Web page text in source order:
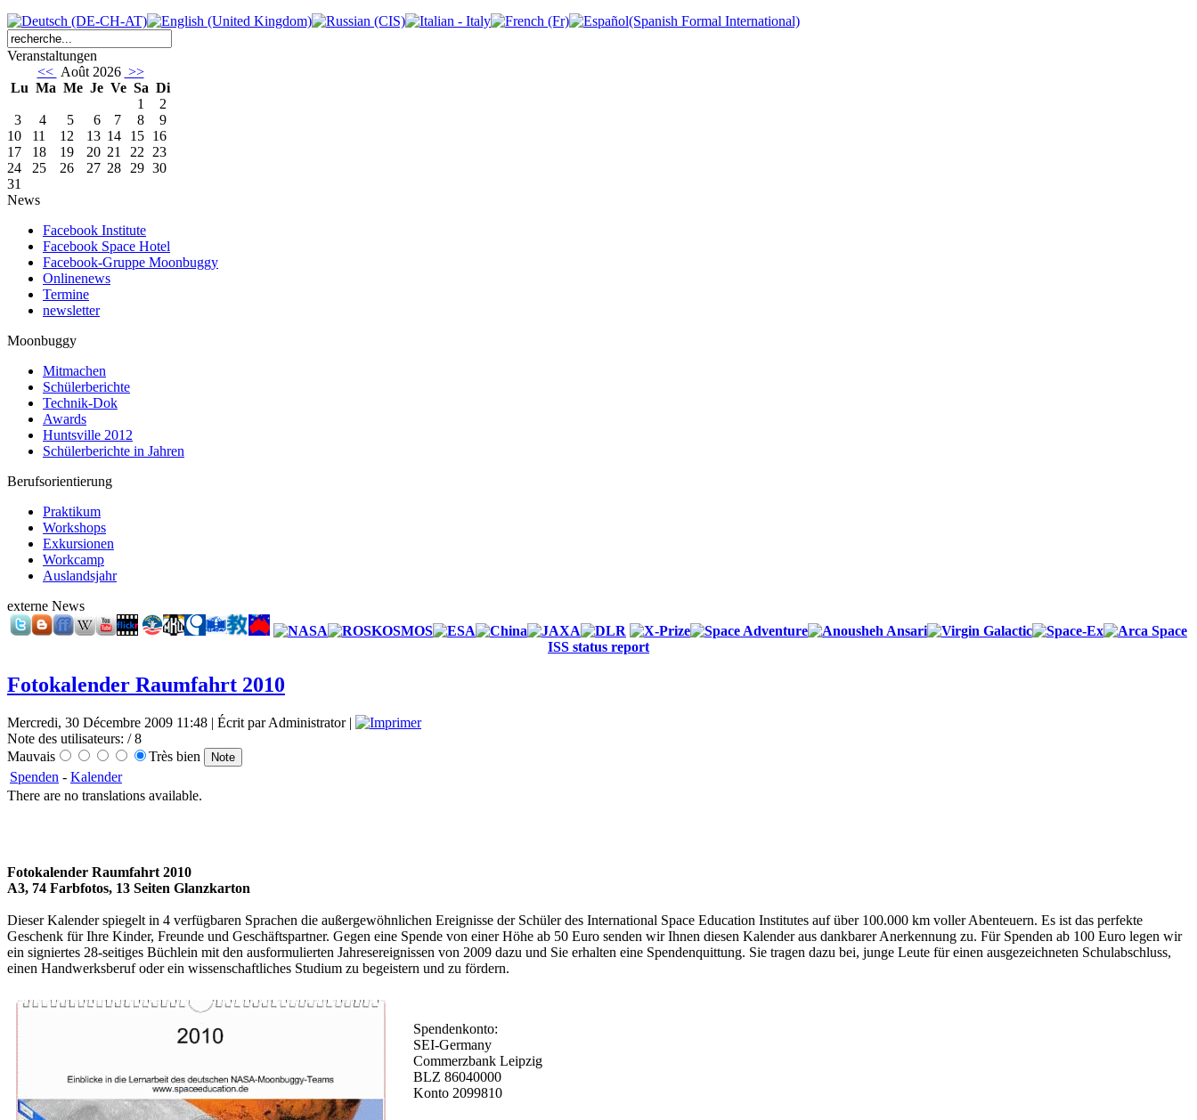
Veranstaltungen
<< Août 2026 >>
Lu Ma Me Je Ve Sa Di
1
2
3
4 5 6 7 8
9
10
11 12 13 14 15 16
17
18 19 20 21 22 23
24
25 26 27 28 29 30
31
News
Facebook Institute
Facebook Space Hotel
Facebook-Gruppe Moonbuggy
Onlinenews
Termine
newsletter
Moonbuggy
Mitmachen
Schülerberichte
Technik-Dok
Awards
Huntsville 2012
Schülerberichte in Jahren
Berufsorientierung
Praktikum
Workshops
Exkursionen
Workcamp
Auslandsjahr
externe News
ISS status report
Fotokalender Raumfahrt 2010
Mercredi, 30 Décembre 2009 11:48 | Écrit par Administrator |
Note des utilisateurs: / 8
Mauvais
Très bien
Spenden - Kalender
There are no translations available.
Fotokalender Raumfahrt 2010
A3, 74 Farbfotos, 13 Seiten Glanzkarton
Dieser Kalender spiegelt in 4 verfügbaren Sprachen die außergewöhnlichen Ereignisse der Schüler des International Space Education Institutes auf über 100.000 km voller Abenteuern. Es ist das perfekte
Geschenk für Ihre Kinder, Freunde und Geschäftspartner. Gegen eine Spende von einer Höhe ab 50 Euro senden wir Ihnen diesen Kalender aus dankbarer Anerkennung zu. Für Spenden ab 100 Euro legen wir
ein signiertes 28-seitiges Büchlein mit den ausformulierten Jahresereignissen von 2009 dazu und Sie erhalten eine Spendenquittung. Sie tragen dazu bei, junge Leute für einen ausgezeichneten Schulabschluss,
einen Handwerksberuf oder ein wissenschaftliches Studium zu begeistern und zu fördern.
Spendenkonto:
SEI-Germany
Commerzbank Leipzig
BLZ 86040000
Konto 2099810